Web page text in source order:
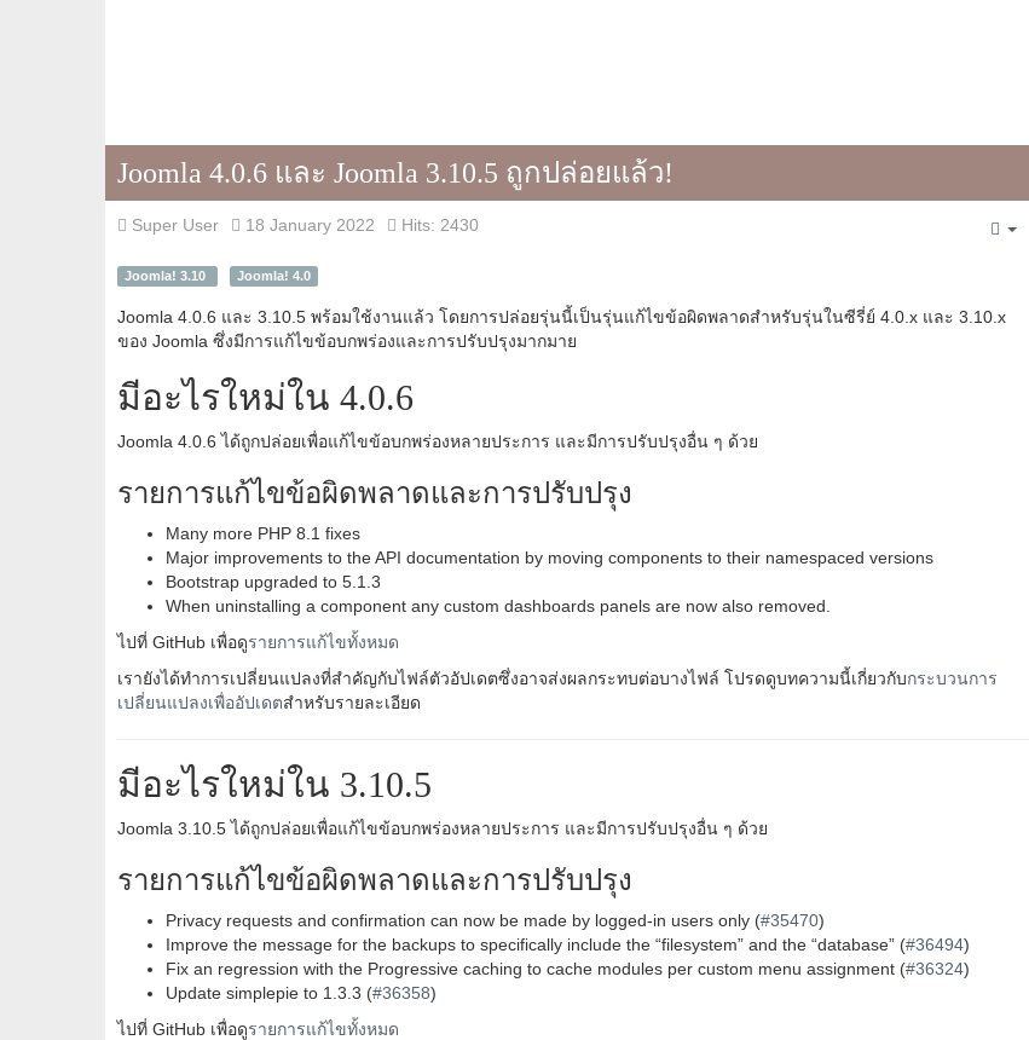
Joomla 4.0.6 และ Joomla 3.10.5 ถูกปล่อยแล้ว!
Super User 18 January 2022
Hits: 2430
Joomla! 3.10 Joomla! 4.0
Joomla 4.0.6 และ 3.10.5 พร้อมใช้งานแล้ว โดยการปล่อยรุ่นนี้เป็นรุ่นแก้ไขข้อผิดพลาดสำหรับรุ่นในซีรี่ย์ 4.0.x และ 3.10.x
ของ Joomla ซึ่งมีการแก้ไขข้อบกพร่องและการปรับปรุงมากมาย
มีอะไรใหม่ใน 4.0.6
Joomla 4.0.6 ได้ถูกปล่อยเพื่อแก้ไขข้อบกพร่องหลายประการ และมีการปรับปรุงอื่น ๆ ด้วย
รายการแก้ไขข้อผิดพลาดและการปรับปรุง
Many more PHP 8.1 fixes
Major improvements to the API documentation by moving components to their namespaced versions
Bootstrap upgraded to 5.1.3
When uninstalling a component any custom dashboards panels are now also removed.
ไปที่ GitHub เพื่อดูรายการแก้ไขทั้งหมด
เรายังได้ทำการเปลี่ยนแปลงที่สำคัญกับไฟล์ตัวอัปเดตซึ่งอาจส่งผลกระทบต่อบางไฟล์ โปรดดูบทความนี้เกี่ยวกับกระบวนการ
เปลี่ยนแปลงเพื่ออัปเดตสำหรับรายละเอียด
มีอะไรใหม่ใน 3.10.5
Joomla 3.10.5 ได้ถูกปล่อยเพื่อแก้ไขข้อบกพร่องหลายประการ และมีการปรับปรุงอื่น ๆ ด้วย
รายการแก้ไขข้อผิดพลาดและการปรับปรุง
Privacy requests and confirmation can now be made by logged-in users only (#35470)
Improve the message for the backups to specifically include the “filesystem” and the “database” (#36494)
Fix an regression with the Progressive caching to cache modules per custom menu assignment (#36324)
Update simplepie to 1.3.3 (#36358)
ไปที่ GitHub เพื่อดูรายการแก้ไขทั้งหมด